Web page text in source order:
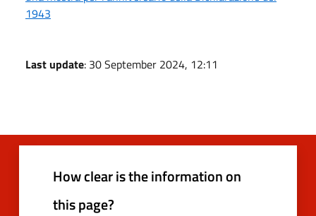
1943
Last update: 30 September 2024, 12:11
How clear is the information on
this page?